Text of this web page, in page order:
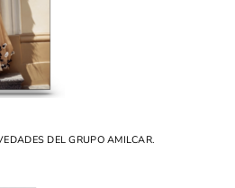
DEL GRUPO AMILCAR.